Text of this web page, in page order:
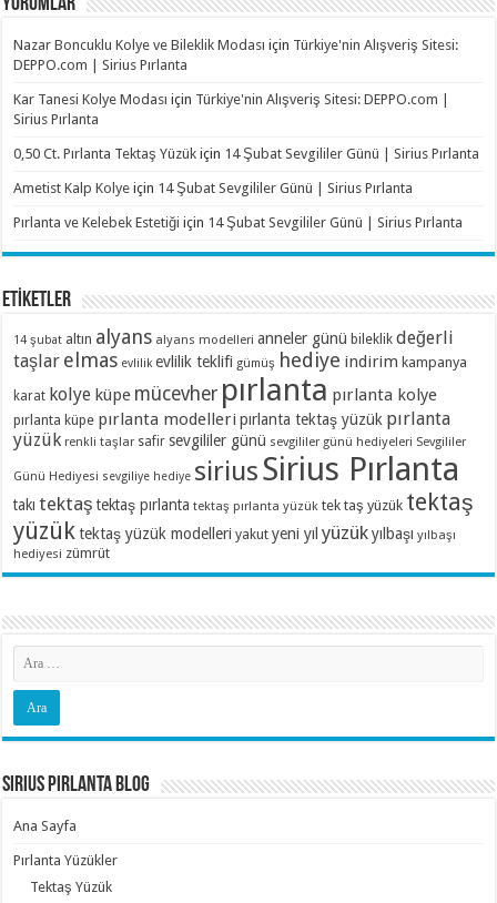
YORUMLAR
Nazar Boncuklu Kolye ve Bileklik Modası için Türkiye'nin Alışveriş Sitesi:
DEPPO.com | Sirius Pırlanta
Kar Tanesi Kolye Modası için Türkiye'nin Alışveriş Sitesi: DEPPO.com |
Sirius Pırlanta
0,50 Ct. Pırlanta Tektaş Yüzük için 14 Şubat Sevgililer Günü | Sirius Pırlanta
Ametist Kalp Kolye için 14 Şubat Sevgililer Günü | Sirius Pırlanta
Pırlanta ve Kelebek Estetiği için 14 Şubat Sevgililer Günü | Sirius Pırlanta
ETİKETLER
14 şubat altın alyans alyans modelleri anneler günü bileklik değerli
taşlar elmas evlilik evlilik teklifi gümüş hediye indirim kampanya
karat kolye küpe mücevher pırlanta pırlanta kolye
pırlanta küpe pırlanta modelleri pırlanta tektaş yüzük pırlanta
yüzük renkli taşlar safir sevgililer günü sevgililer günü hediyeleri Sevgililer
Günü Hediyesi sevgiliye hediye siriusSirius Pırlanta
takı tektaş tektaş pırlanta tektaş pırlanta yüzük tek taş yüzük tektaş
yüzük tektaş yüzük modelleri yakut yeni yıl yüzük yılbaşı yılbaşı
hediyesi zümrüt
Sirius Pırlanta Blog
Ana Sayfa
Pırlanta Yüzükler
Tektaş Yüzük